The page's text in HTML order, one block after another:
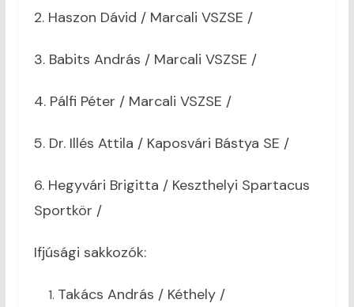
2. Haszon Dávid / Marcali VSZSE /
3. Babits András / Marcali VSZSE /
4. Pálfi Péter / Marcali VSZSE /
5. Dr. Illés Attila / Kaposvári Bástya SE /
6. Hegyvári Brigitta / Keszthelyi Spartacus
Sportkör /
Ifjúsági sakkozók:
Takács András / Kéthely /